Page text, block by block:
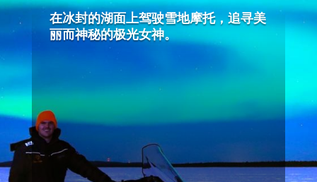
在冰封的湖面上驾驶雪地摩托，追寻美
丽而神秘的极光女神。